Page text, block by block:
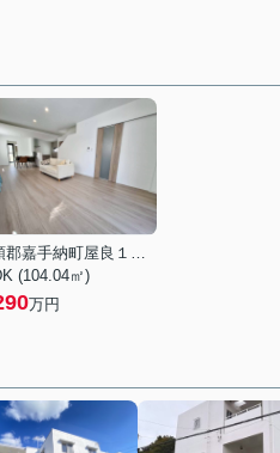
(104.04㎡)
万円